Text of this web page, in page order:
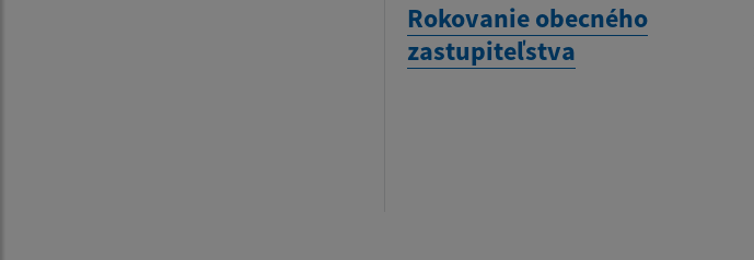
Rokovanie obecného
zastupiteľstva